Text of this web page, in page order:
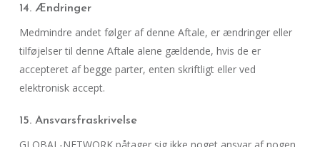
14. Ændringer
Medmindre andet følger af denne Aftale, er ændringer eller
tilføjelser til denne Aftale alene gældende, hvis de er
accepteret af begge parter, enten skriftligt eller ved
elektronisk accept.
15. Ansvarsfraskrivelse